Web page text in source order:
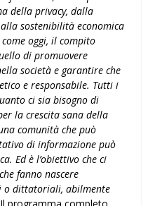
della privacy, dalla
sostenibilità economica
oggi, il compito
di promuovere
società e garantire che
e responsabile. Tutti i
ci sia bisogno di
la crescita sana della
comunità che può
di informazione può
Ed è l’obiettivo che ci
fanno nascere
o dittatoriali, abilmente
programma completo